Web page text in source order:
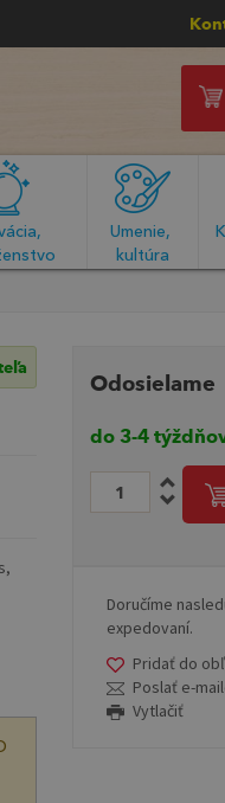
Umenie,
kultúra
Odosielame
do 3-4
Doručíme
expedovaní.
Pridať do
Poslať e-
Vytlačiť